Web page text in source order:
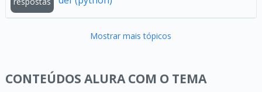
Mostrar mais tópicos
CONTEÚDOS ALURA COM O TEMA